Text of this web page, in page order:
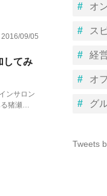
2016/09/05
してみ
ンサロン
る猪瀬…
オ
ス
経
オ
グ
Tweets